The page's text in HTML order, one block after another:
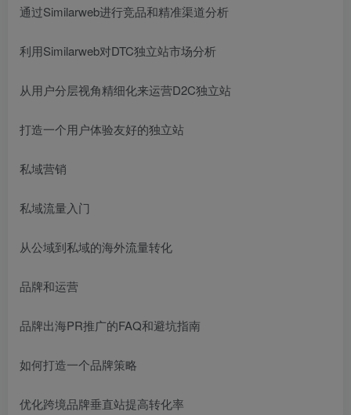
通过Similarweb进行竞品和精准渠道分析
利用Similarweb对DTC独立站市场分析
从用户分层视角精细化来运营D2C独立站
打造一个用户体验友好的独立站
私域营销
私域流量入门
从公域到私域的海外流量转化
品牌和运营
品牌出海PR推广的FAQ和避坑指南
如何打造一个品牌策略
优化跨境品牌垂直站提高转化率